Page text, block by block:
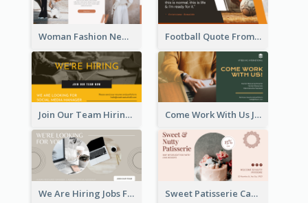
Woman Fashion New Collection Facebook Ad Football Quote From Football Legends Facebook Ad
Join Our Team Hiring Job Facebook Ad Come Work With Us Job Hiring Facebook Ad
We Are Hiring Jobs Facebook Ad Sweet Patisserie Cake Promotion Facebook Ad